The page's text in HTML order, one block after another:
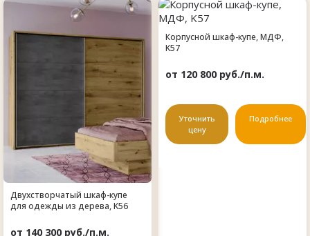
Двухстворчатый шкаф-купе
для одежды из дерева, K56
от 140 300 руб./п.м.
Корпусной шкаф-купе, МДФ,
K57
от 120 800 руб./п.м.
Уточнить
цену
Подробнее